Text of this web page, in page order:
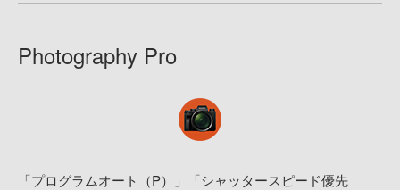
Photography Pro
「プログラムオート（P）」「シャッタースピード優先